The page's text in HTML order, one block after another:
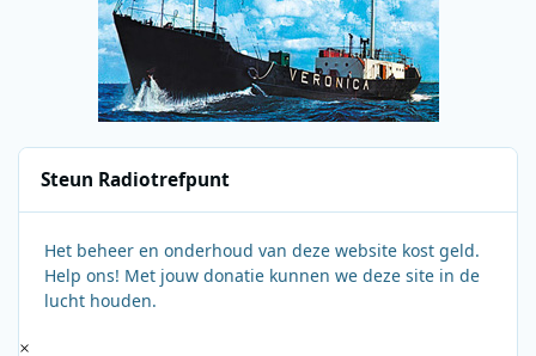
Steun Radiotrefpunt
Het beheer en onderhoud van deze website kost geld.
Help ons! Met jouw donatie kunnen we deze site in de
lucht houden.